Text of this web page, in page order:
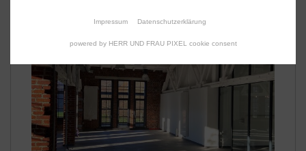
Impressum Datenschutzerklärung
powered by HERR UND FRAU PIXEL cookie consent